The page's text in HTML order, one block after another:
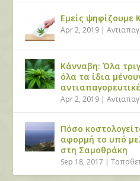
Εμείς ψηφίζουμε
Apr 2, 2019 |
Κάνναβη: Όλα
όλα τα ίδια
Apr 2, 2019 |
Πόσο
αφορμή το υπό
στη Σαμοθράκη
Sep 18, 2017 |